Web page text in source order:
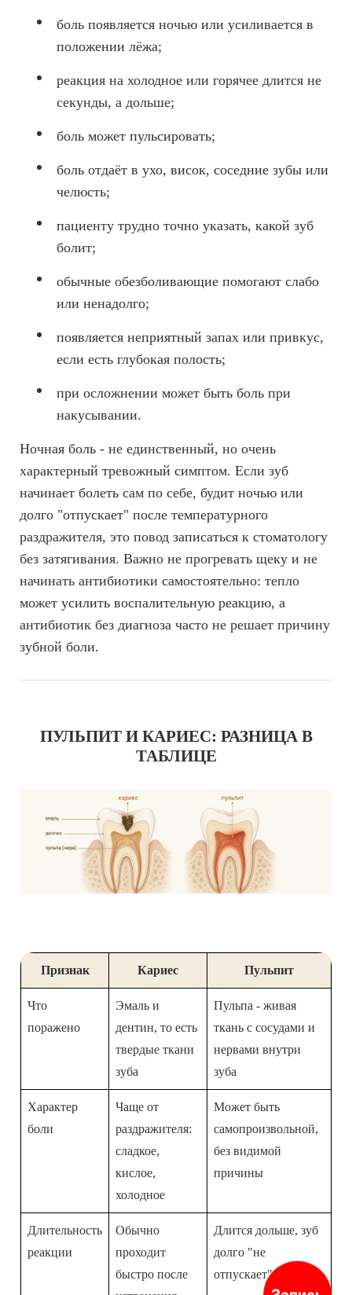
боль появляется ночью или усиливается в
положении лёжа;
реакция на холодное или горячее длится не
секунды, а дольше;
боль может пульсировать;
боль отдаёт в ухо, висок, соседние зубы или
челюсть;
пациенту трудно точно указать, какой зуб
болит;
обычные обезболивающие помогают слабо
или ненадолго;
появляется неприятный запах или привкус,
если есть глубокая полость;
при осложнении может быть боль при
накусывании.
Ночная боль - не единственный, но очень
характерный тревожный симптом. Если зуб
начинает болеть сам по себе, будит ночью или
долго "отпускает" после температурного
раздражителя, это повод записаться к стоматологу
без затягивания. Важно не прогревать щеку и не
начинать антибиотики самостоятельно: тепло
может усилить воспалительную реакцию, а
антибиотик без диагноза часто не решает причину
зубной боли.
ПУЛЬПИТ И КАРИЕС: РАЗНИЦА В
ТАБЛИЦЕ
Признак Кариес Пульпит
Что
поражено
Эмаль и
дентин, то есть
твердые ткани
зуба
Пульпа - живая
ткань с сосудами и
нервами внутри
зуба
Характер
боли
Чаще от
раздражителя:
сладкое,
кислое,
холодное
Может быть
самопроизвольной,
без видимой
причины
Длительность
реакции
Обычно
проходит
быстро после
Длится дольше, зуб
долго "не
отпускает"